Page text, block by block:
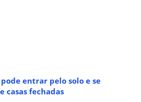
entrar pelo solo e se
casas fechadas